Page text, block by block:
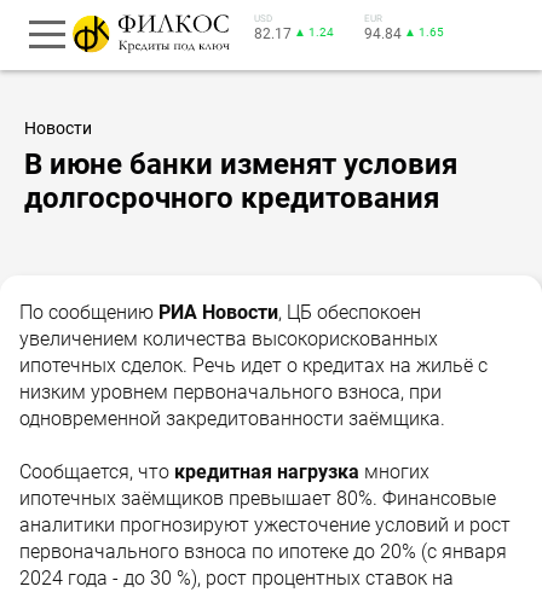
USD
82.17 ▲ 1.24
EUR
94.84 ▲ 1.65
Новости
В июне банки изменят условия
долгосрочного кредитования
По сообщению РИА Новости, ЦБ обеспокоен
увеличением количества высокорискованных
ипотечных сделок. Речь идет о кредитах на жильё с
низким уровнем первоначального взноса, при
одновременной закредитованности заёмщика.
Сообщается, что кредитная нагрузка многих
ипотечных заёмщиков превышает 80%. Финансовые
аналитики прогнозируют ужесточение условий и рост
первоначального взноса по ипотеке до 20% (с января
2024 года - до 30 %), рост процентных ставок на